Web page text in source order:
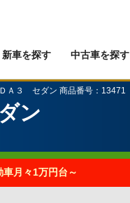
新車を探す 中古車を探す
Ａ３ セダン 商品番号：13471
ン
月々1万円台～